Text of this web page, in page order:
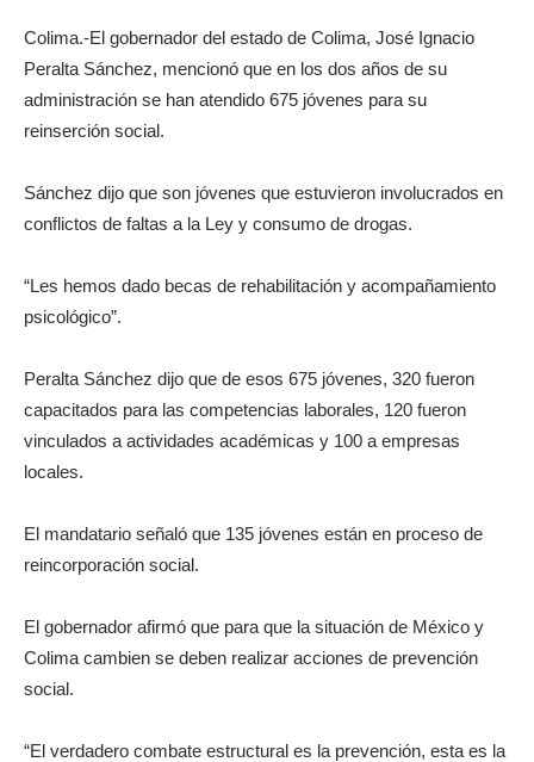
Colima.-El gobernador del estado de Colima, José Ignacio
Peralta Sánchez, mencionó que en los dos años de su
administración se han atendido 675 jóvenes para su
reinserción social.
Sánchez dijo que son jóvenes que estuvieron involucrados en
conflictos de faltas a la Ley y consumo de drogas.
“Les hemos dado becas de rehabilitación y acompañamiento
psicológico”.
Peralta Sánchez dijo que de esos 675 jóvenes, 320 fueron
capacitados para las competencias laborales, 120 fueron
vinculados a actividades académicas y 100 a empresas
locales.
El mandatario señaló que 135 jóvenes están en proceso de
reincorporación social.
El gobernador afirmó que para que la situación de México y
Colima cambien se deben realizar acciones de prevención
social.
“El verdadero combate estructural es la prevención, esta es la